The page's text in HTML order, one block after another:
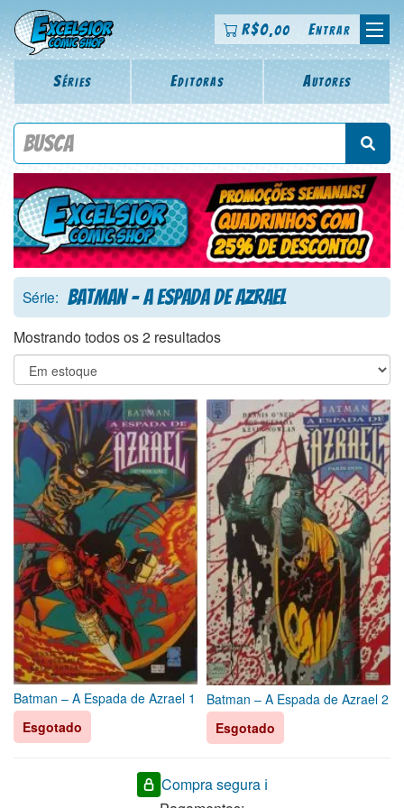
R$0,00 Entrar
Séries Editoras Autores
Procure por título da revista, personagem, série, escritor,
Série: Batman - A Espada de Azrael
Mostrando todos os 2 resultados
Batman – A Espada de Azrael 1
Esgotado
Batman – A Espada de Azrael 2
Esgotado
Compra segura ℹ️